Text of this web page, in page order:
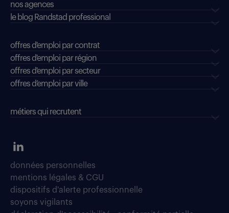
nos agences
le blog Randstad professional
offres d'emploi par contrat
offres d'emploi par région
offres d'emploi par secteur
offres d’emploi par ville
métiers qui recrutent
données personnelles
mentions légales & CGU
dispositifs d'alerte professionnelle
soyons vigilants